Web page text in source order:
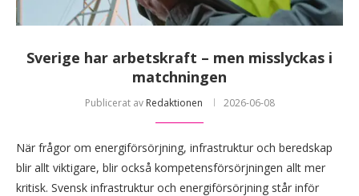
Sverige har arbetskraft – men misslyckas i
matchningen
Publicerat av Redaktionen 2026-06-08
När frågor om energiförsörjning, infrastruktur och beredskap
blir allt viktigare, blir också kompetensförsörjningen allt mer
kritisk. Svensk infrastruktur och energiförsörjning står inför